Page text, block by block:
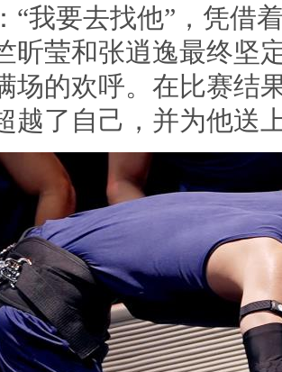
“我要去找他”，凭借
昕莹和张逍逸最终坚
场的欢呼。在比赛结
越了自己，并为他送